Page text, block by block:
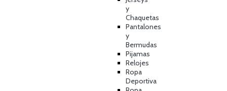
y
Chaquetas
Pantalones
y
Bermudas
Pijamas
Relojes
Ropa
Deportiva